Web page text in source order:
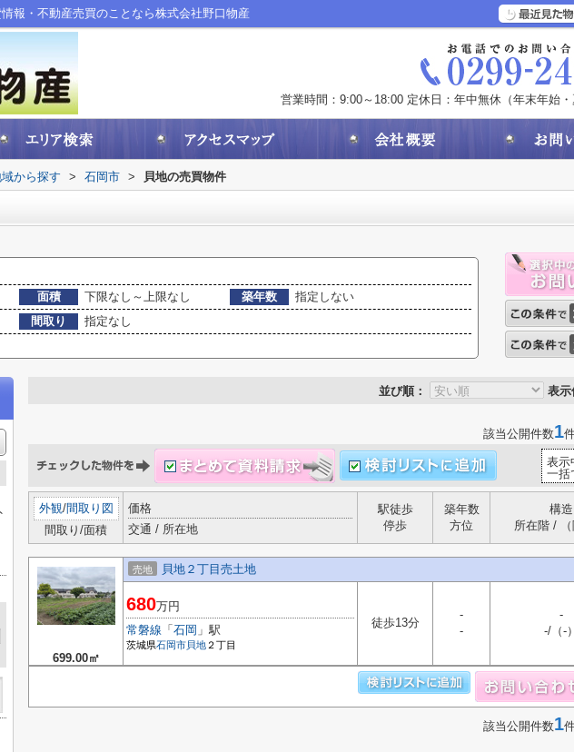
報・不動産売買のことなら株式会社野口物産
営業時間：9:00～18:00 定休日：年中無休（年末年始・
から探す > 石岡市 > 貝地の売買物件
面積 下限なし～上限なし 築年数
指定しない
間取り
指定なし
並び順： 表示
該当公開件数1
表示
一括
外観/間取り図
間取り/面積
価格
交通 / 所在地
駅徒歩
停歩
築年数
方位
構造
所在階 / （
699.00㎡
売地 貝地２丁目売土地
680万円
常磐線 「 石岡 」駅
茨城県石岡市貝地 ２丁目
徒歩13分
-
-
-
-/（-）
該当公開件数1